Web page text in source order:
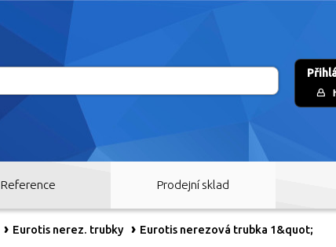
Reference Prodejní sklad
Eurotis nerez. trubky Eurotis nerezová trubka 1&quot;